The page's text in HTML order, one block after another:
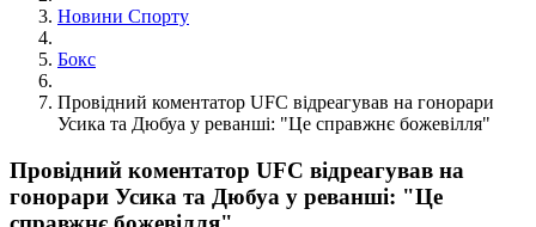
Новини Спорту
Бокс
Провідний коментатор UFC відреагував на гонорари
Усика та Дюбуа у реванші: "Це справжнє божевілля"
Провідний коментатор UFC відреагував на
гонорари Усика та Дюбуа у реванші: "Це